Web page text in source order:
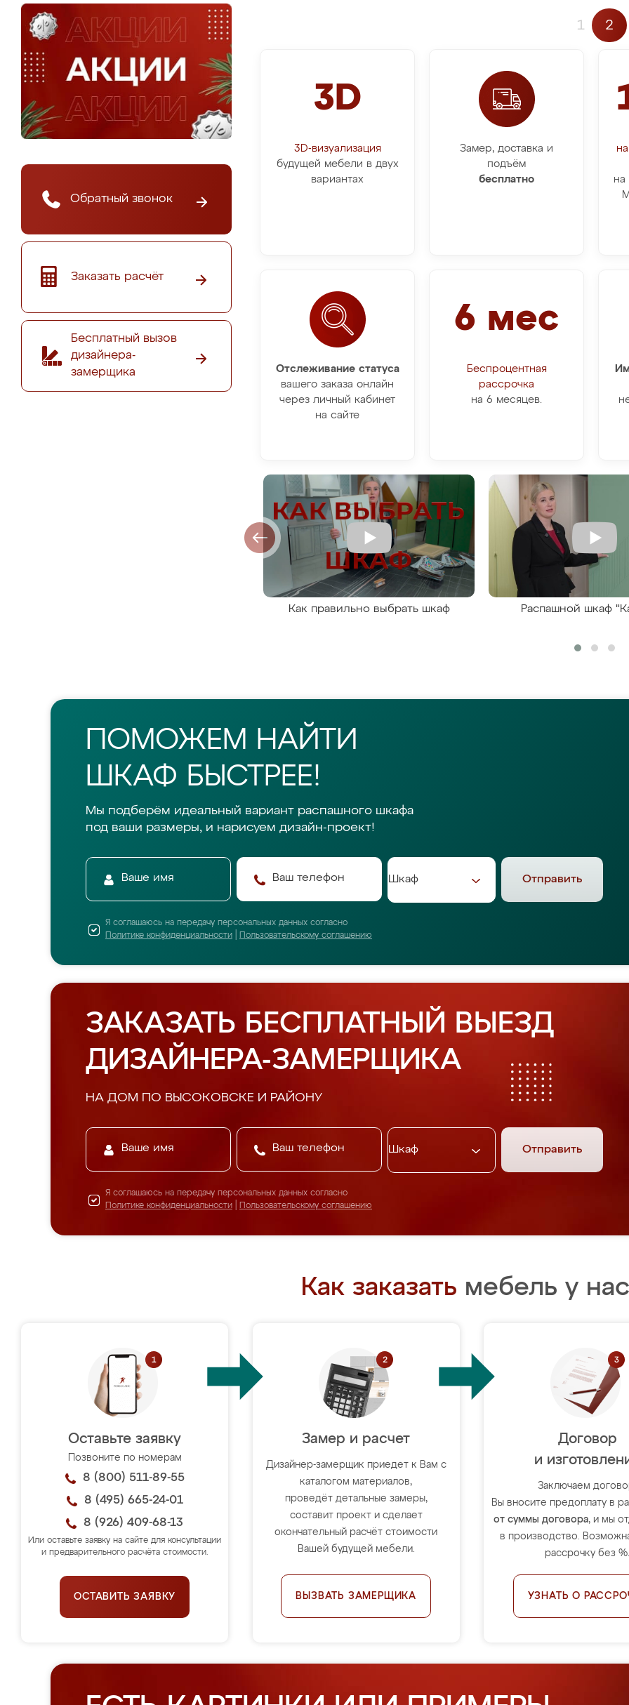
Обратный звонок
Заказать расчёт
Бесплатный вызов
дизайнера-
замерщика
1 2
3D
3D-визуализация
будущей мебели в двух
вариантах
Замер, доставка и
подъём
бесплатно
на
Отслеживание статуса
вашего заказа онлайн
через личный кабинет
на сайте
6 мес
Беспроцентная
рассрочка
на 6 месяцев.
Как правильно выбрать шкаф Распашной шкаф
ПОМОЖЕМ НАЙТИ
ШКАФ БЫСТРЕЕ!
Мы подберём идеальный вариант распашного шкафа
под ваши размеры, и нарисуем дизайн-проект!
Отправить
Я соглашаюсь на передачу персональных данных согласно
Политике конфиденциальности
Пользовательскому соглашению
ЗАКАЗАТЬ БЕСПЛАТНЫЙ ВЫЕЗД
ДИЗАЙНЕРА-ЗАМЕРЩИКА
НА ДОМ ПО ВЫСОКОВСКЕ И РАЙОНУ
Отправить
Я соглашаюсь на передачу персональных данных согласно
Политике конфиденциальности
Пользовательскому соглашению
Как заказать мебель у
Оставьте заявку
Позвоните по номерам
8 (800) 511-89-55
8 (495) 665-24-01
8 (926) 409-68-13
Или оставьте заявку на сайте для консультации
и предварительного расчёта стоимости.
ОСТАВИТЬ ЗАЯВКУ
Замер и расчет
Дизайнер-замерщик приедет к Вам с
каталогом материалов,
проведёт детальные замеры,
составит проект и сделает
окончательный расчёт стоимости
Вашей будущей мебели.
ВЫЗВАТЬ ЗАМЕРЩИКА
Договор
и
Заключаем
Вы вносите предоплату в
от суммы договора, и мы
в производство.
рассрочку без
УЗНАТЬ О